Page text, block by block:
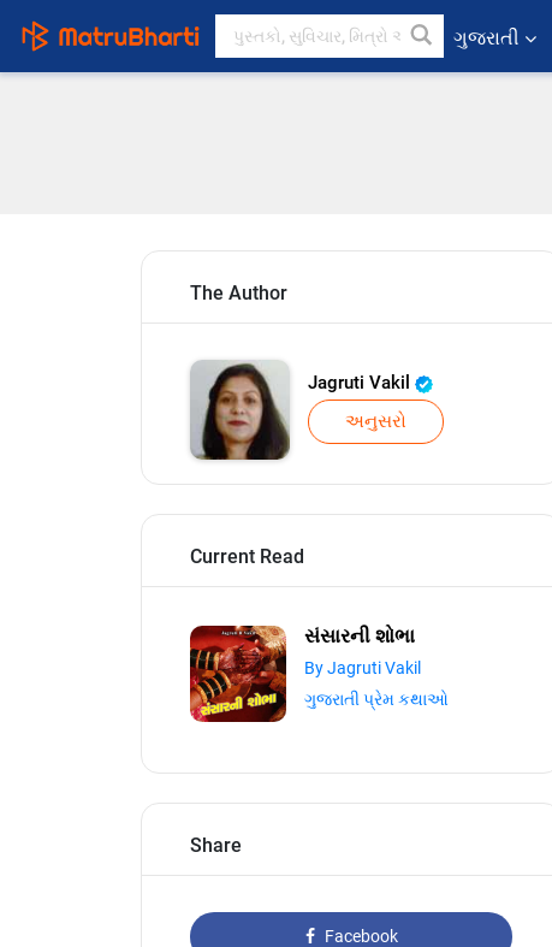
ગુજરાતી
The Author
Jagruti Vakil
અનુસરો
Current Read
સંસારની શોભા
By Jagruti Vakil
ગુજરાતી પ્રેમ કથાઓ
Share
Facebook